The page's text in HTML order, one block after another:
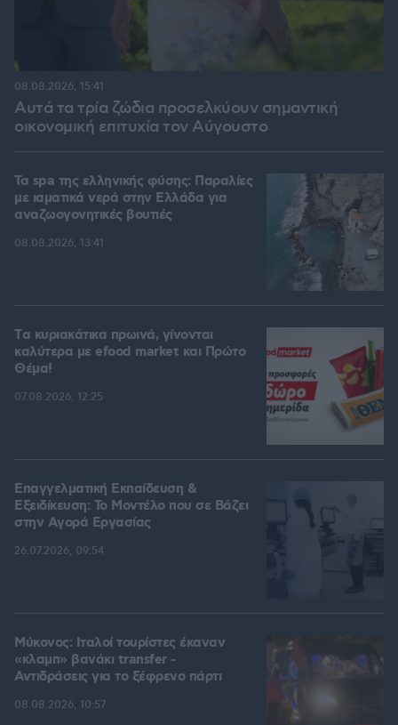
Αυτά τα τρία ζώδια προσελκύουν σημαντική
οικονομική επιτυχία τον Αύγουστο
08.08.2026, 15:41
Τα spa της ελληνικής φύσης: Παραλίες
με ιαματικά νερά στην Ελλάδα για
αναζωογονητικές βουτιές
08.08.2026, 13:41
Tα κυριακάτικα πρωινά, γίνονται
καλύτερα με efood market και Πρώτο
Θέμα!
07.08.2026, 12:25
Επαγγελματική Εκπαίδευση &
Εξειδίκευση: Το Mοντέλο που σε Bάζει
στην Aγορά Eργασίας
26.07.2026, 09:54
Μύκονος: Ιταλοί τουρίστες έκαναν
«κλαμπ» βανάκι transfer -
Αντιδράσεις για το ξέφρενο πάρτι
08.08.2026, 10:57